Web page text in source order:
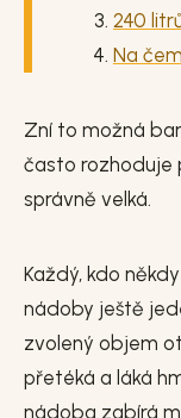
240
Na
Zní to možná
často rozhoduje
správně velká.
Každý, kdo
nádoby ještě
zvolený objem
přetéká a láká
nádoba zabírá